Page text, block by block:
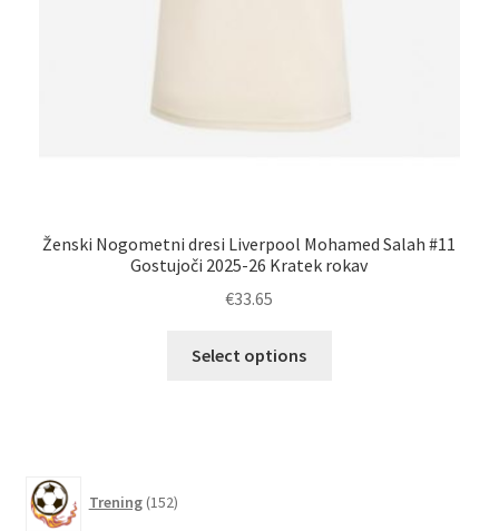
Ženski Nogometni dresi Liverpool Mohamed Salah #11
Gostujoči 2025-26 Kratek rokav
€33.65
Select options
Trening 152izdelkov